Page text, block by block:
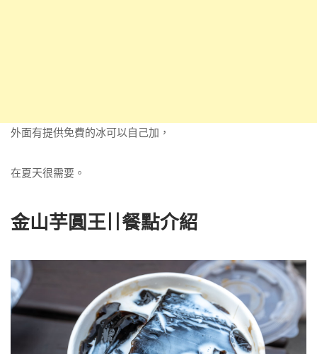
外面有提供免費的冰可以自己加，
在夏天很需要。
金山芋圓王||餐點介紹